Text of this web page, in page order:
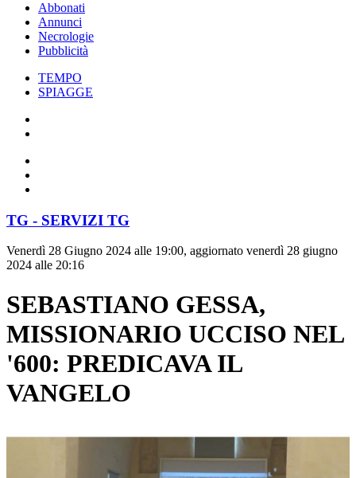
Abbonati
Annunci
Necrologie
Pubblicità
TEMPO
SPIAGGE
TG - SERVIZI TG
Venerdì 28 Giugno 2024 alle 19:00, aggiornato venerdì 28 giugno
2024 alle 20:16
SEBASTIANO GESSA,
MISSIONARIO UCCISO NEL
'600: PREDICAVA IL
VANGELO